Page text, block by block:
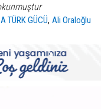
TÜRK GÜCÜ,Ali Oraloğlu
S